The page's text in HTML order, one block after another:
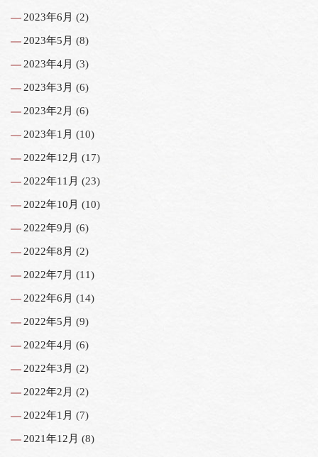
2023年6月 (2)
2023年5月 (8)
2023年4月 (3)
2023年3月 (6)
2023年2月 (6)
2023年1月 (10)
2022年12月 (17)
2022年11月 (23)
2022年10月 (10)
2022年9月 (6)
2022年8月 (2)
2022年7月 (11)
2022年6月 (14)
2022年5月 (9)
2022年4月 (6)
2022年3月 (2)
2022年2月 (2)
2022年1月 (7)
2021年12月 (8)